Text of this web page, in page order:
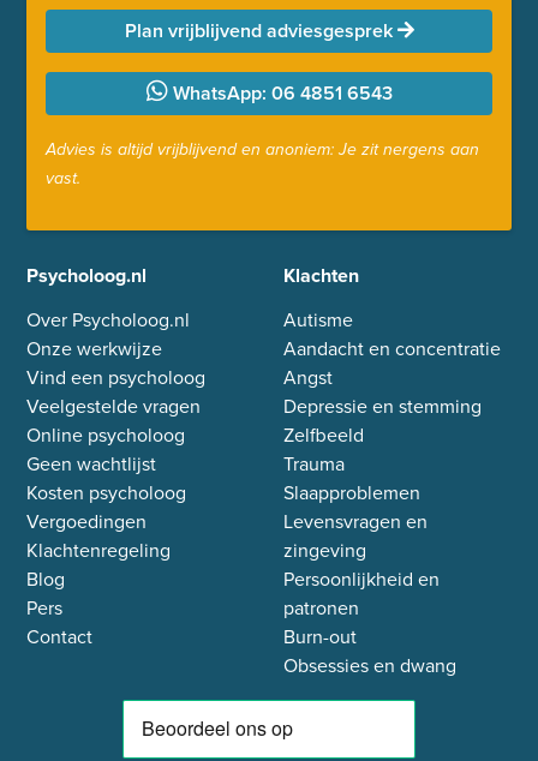
Plan vrijblijvend adviesgesprek
WhatsApp: 06 4851 6543
Advies is altijd vrijblijvend en anoniem: Je zit nergens aan
vast.
Psycholoog.nl
Over Psycholoog.nl
Onze werkwijze
Vind een psycholoog
Veelgestelde vragen
Online psycholoog
Geen wachtlijst
Kosten psycholoog
Vergoedingen
Klachtenregeling
Blog
Pers
Contact
Klachten
Autisme
Aandacht en concentratie
Angst
Depressie en stemming
Zelfbeeld
Trauma
Slaapproblemen
Levensvragen en
zingeving
Persoonlijkheid en
patronen
Burn-out
Obsessies en dwang